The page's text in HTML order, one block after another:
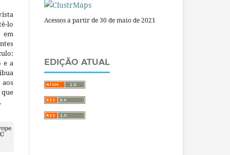
lo
em
e a
Acessos a partir de 30 de maio de 2021
EDIÇÃO ATUAL